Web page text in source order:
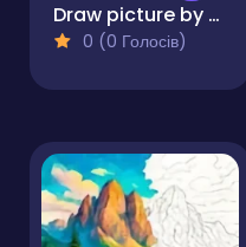
Draw picture by numbers. Pixel Art.
0 (0 Голосів)